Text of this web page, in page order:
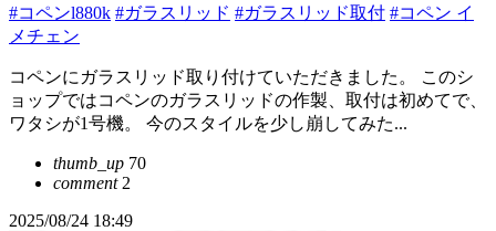
#コペンl880k #ガラスリッド #ガラスリッド取付 #コペン イ
メチェン
コペンにガラスリッド取り付けていただきました。 このシ
ョップではコペンのガラスリッドの作製、取付は初めてで、
ワタシが1号機。 今のスタイルを少し崩してみた...
thumb_up 70
comment2
2025/08/24 18:49